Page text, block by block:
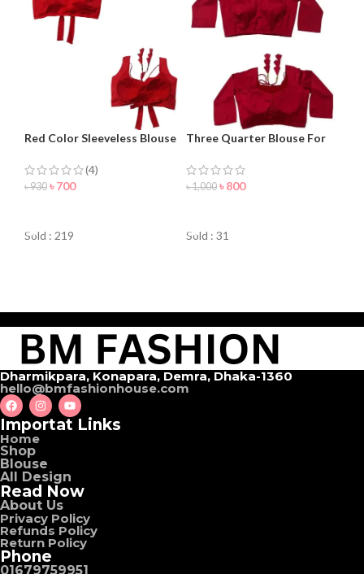
Red Color Sleeveless Blouse
(4)
৳930 ৳700
Sold : 219
Three Quarter Blouse For
৳1,000 ৳800
Sold : 31
Dharmikpara, Konapara, Demra, Dhaka-1360
hello@bmfashionhouse.com
Importat Links
Home
Shop
Blouse
All Design
Read Now
About Us
Privacy Policy
Refunds Policy
Return Policy
Phone
01679759951